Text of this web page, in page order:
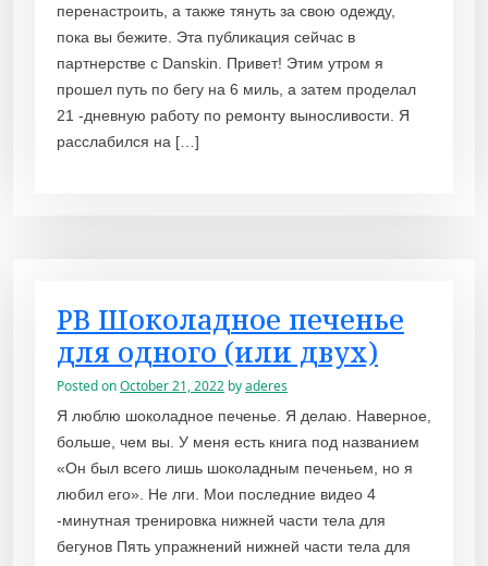
перенастроить, а также тянуть за свою одежду,
пока вы бежите. Эта публикация сейчас в
партнерстве с Danskin. Привет! Этим утром я
прошел путь по бегу на 6 миль, а затем проделал
21 -дневную работу по ремонту выносливости. Я
расслабился на […]
PB Шоколадное печенье
для одного (или двух)
Posted onOctober 21, 2022 byaderes
Я люблю шоколадное печенье. Я делаю. Наверное,
больше, чем вы. У меня есть книга под названием
«Он был всего лишь шоколадным печеньем, но я
любил его». Не лги. Мои последние видео 4
-минутная тренировка нижней части тела для
бегунов Пять упражнений нижней части тела для